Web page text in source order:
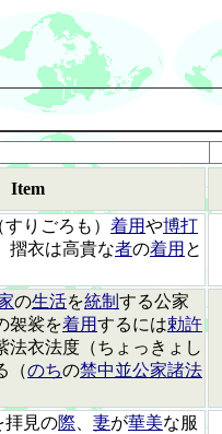
Item
りごろも） 着用や博打
、摺衣は高貴な者の着用 と
の生活を統制 する公家
袈裟を着用するには勅許
法衣法度（ちょっきょし
（のちの禁中並公家諸法
拝見の際 妻が華美な服